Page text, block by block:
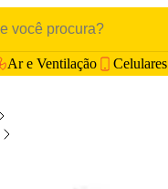
Ar e Ventilação Celulares